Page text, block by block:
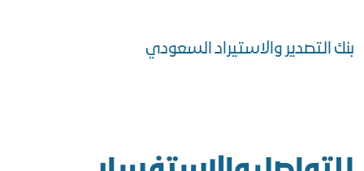
بنك التصدير والاستيراد السعودي